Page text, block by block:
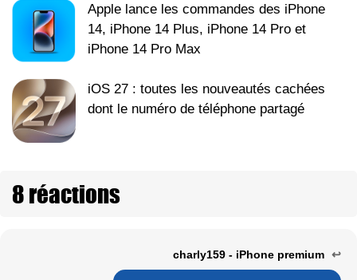
Apple lance les commandes des iPhone
14, iPhone 14 Plus, iPhone 14 Pro et
iPhone 14 Pro Max
iOS 27 : toutes les nouveautés cachées
dont le numéro de téléphone partagé
8 réactions
charly159 - iPhone premium ↩